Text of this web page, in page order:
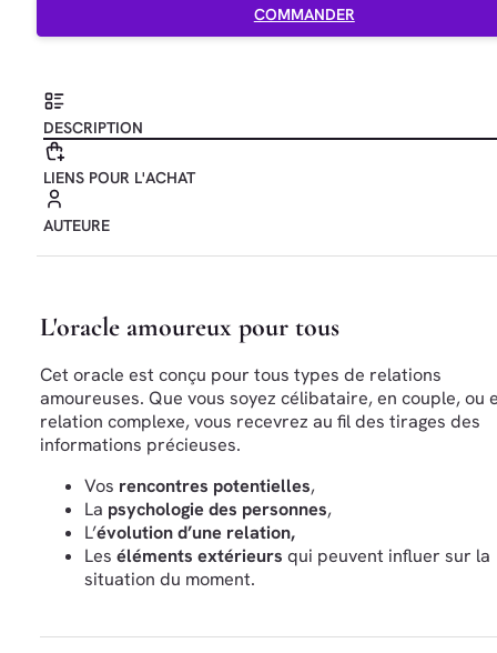
COMMANDER
DESCRIPTION
LIENS POUR L'ACHAT
AUTEURE
L'oracle amoureux pour tous
Cet oracle est conçu pour tous types de relations
amoureuses. Que vous soyez célibataire, en couple, ou
relation complexe, vous recevrez au fil des tirages des
informations précieuses.
Vos rencontres potentielles,
La psychologie des personnes,
L’évolution d’une relation,
Les éléments extérieurs qui peuvent influer sur la
situation du moment.